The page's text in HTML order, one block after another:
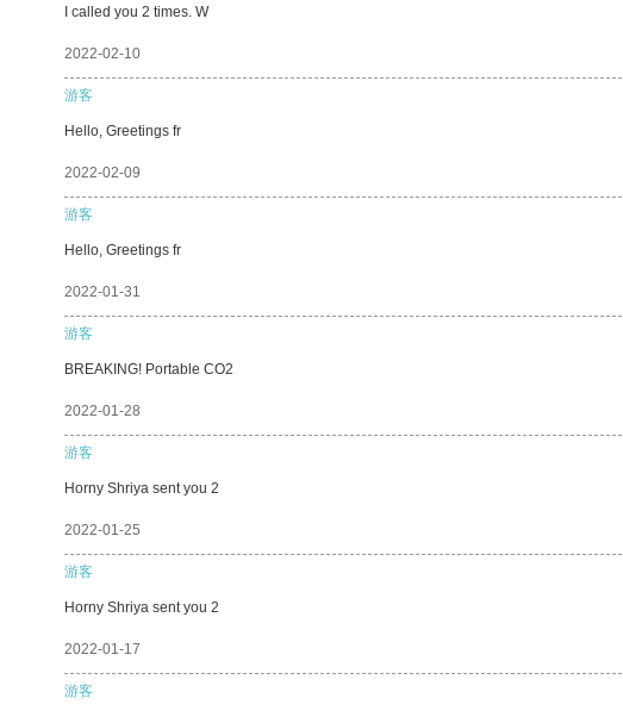
I called you 2 times. W
2022-02-10
游客
Hello, Greetings fr
2022-02-09
游客
Hello, Greetings fr
2022-01-31
游客
BREAKING! Portable CO2
2022-01-28
游客
Horny Shriya sent you 2
2022-01-25
游客
Horny Shriya sent you 2
2022-01-17
游客